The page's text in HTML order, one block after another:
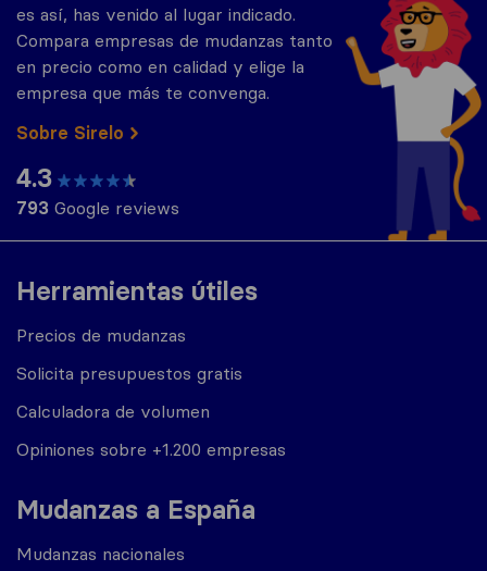
Herramientas útiles
Precios de mudanzas
Solicita presupuestos gratis
Calculadora de volumen
Opiniones sobre +1.200 empresas
Mudanzas a España
Mudanzas nacionales
es así, has venido al lugar indicado.
Compara empresas de mudanzas tanto
en precio como en calidad y elige la
empresa que más te convenga.
Sobre Sirelo
4.3
793 Google reviews